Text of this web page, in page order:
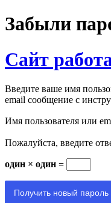
Забыли
Сайт
Введите ваше имя
email сообщение с
Имя пользователя или
Пожалуйста, введите
один × один =